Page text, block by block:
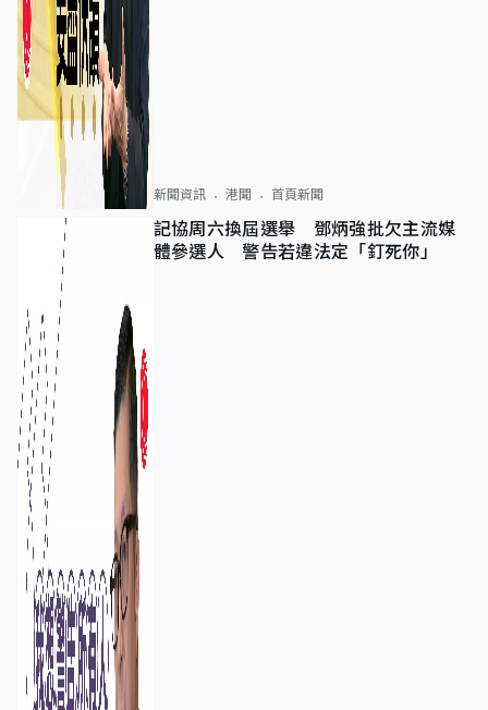
新聞資訊 港聞 首頁新聞
記協周六換屆選舉 鄧炳強批欠主流媒
體參選人 警告若違法定「釘死你」